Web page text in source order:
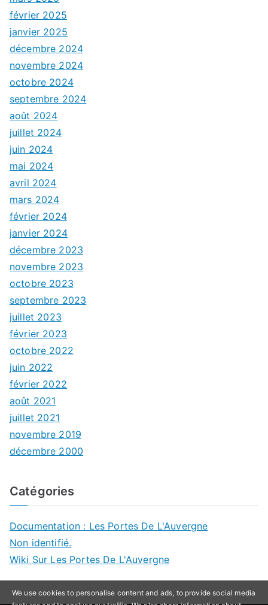
février 2025
janvier 2025
décembre 2024
novembre 2024
octobre 2024
septembre 2024
août 2024
juillet 2024
juin 2024
mai 2024
avril 2024
mars 2024
février 2024
janvier 2024
décembre 2023
novembre 2023
octobre 2023
septembre 2023
juillet 2023
février 2023
octobre 2022
juin 2022
février 2022
août 2021
juillet 2021
novembre 2019
décembre 2000
Catégories
Documentation : Les Portes De L'Auvergne
Non identifié.
Wiki Sur Les Portes De L'Auvergne
We use cookies to personalise content and ads, to provide social media